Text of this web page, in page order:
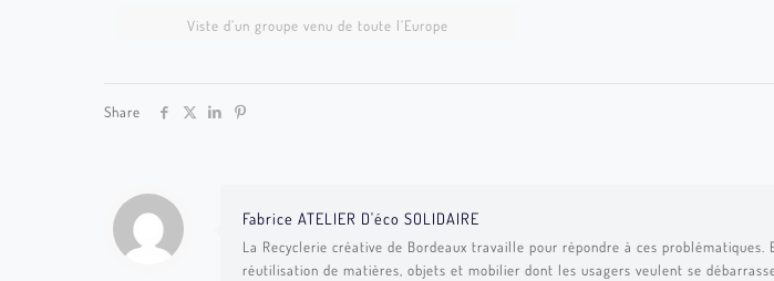
Viste d’un groupe venu de toute l’Europe
Share
Fabrice ATELIER D'éco SOLIDAIRE
La Recyclerie créative de Bordeaux travaille pour répondre à ces
réutilisation de matières, objets et mobilier dont les usagers veulent se